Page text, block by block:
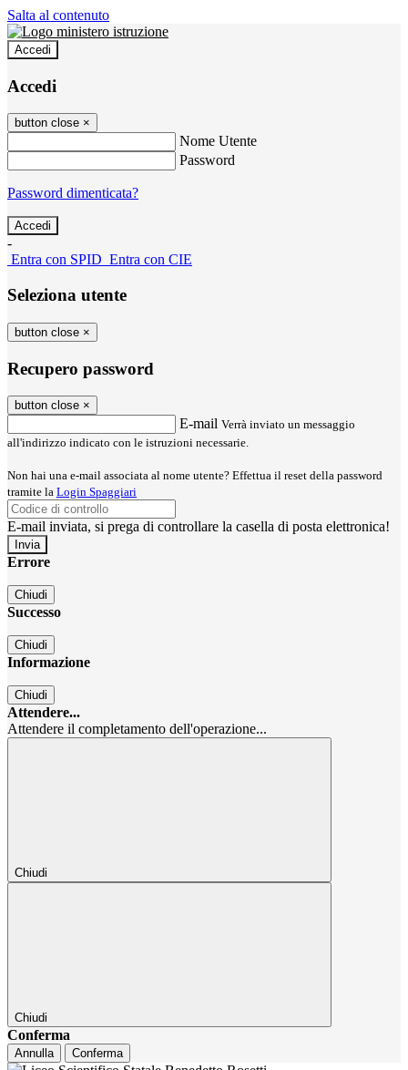
Salta al contenuto
Accedi
Accedi
button close ×
Nome Utente
Password
Password dimenticata?
-
Entra con SPID Entra con CIE
Seleziona utente
button close ×
Recupero password
button close ×
E-mail Verrà inviato un messaggio
all'indirizzo indicato con le istruzioni necessarie.
Non hai una e-mail associata al nome utente? Effettua il reset della password
tramite la Login Spaggiari
E-mail inviata, si prega di controllare la casella di posta elettronica!
Errore
Chiudi
Successo
Chiudi
Informazione
Chiudi
Attendere...
Attendere il completamento dell'operazione...
Chiudi
Chiudi
Conferma
Annulla Conferma